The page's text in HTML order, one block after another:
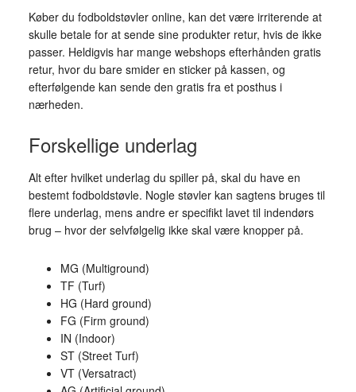
Køber du fodboldstøvler online, kan det være irriterende at
skulle betale for at sende sine produkter retur, hvis de ikke
passer. Heldigvis har mange webshops efterhånden gratis
retur, hvor du bare smider en sticker på kassen, og
efterfølgende kan sende den gratis fra et posthus i
nærheden.
Forskellige underlag
Alt efter hvilket underlag du spiller på, skal du have en
bestemt fodboldstøvle. Nogle støvler kan sagtens bruges til
flere underlag, mens andre er specifikt lavet til indendørs
brug – hvor der selvfølgelig ikke skal være knopper på.
MG (Multiground)
TF (Turf)
HG (Hard ground)
FG (Firm ground)
IN (Indoor)
ST (Street Turf)
VT (Versatract)